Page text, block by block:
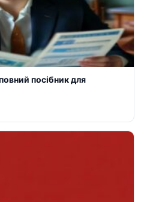
посібник для